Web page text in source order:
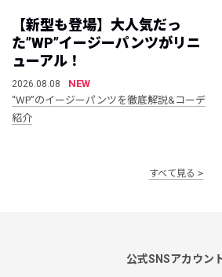
【新型も登場】大人気だっ
た”WP”イージーパンツがリニ
ューアル！
2026.08.08
NEW
“WP”のイージーパンツを徹底解説&コーデ
紹介
すべて見る
公式SNSアカウン